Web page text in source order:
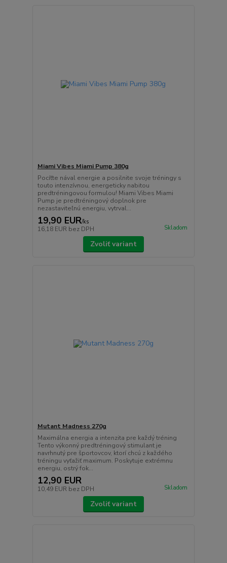
Miami Vibes Miami Pump 380g
Pocíťte nával energie a posilnite svoje tréningy s
touto intenzívnou, energeticky nabitou
predtréningovou formulou! Miami Vibes Miami
Pump je predtréningový doplnok pre
nezastaviteľnú energiu, vytrval...
19,90 EUR/ks
16,18 EUR bez DPH Skladom
Zvoliť variant
Mutant Madness 270g
Maximálna energia a intenzita pre každý tréning
Tento výkonný predtréningový stimulant je
navrhnutý pre športovcov, ktorí chcú z každého
tréningu vyťažiť maximum. Poskytuje extrémnu
energiu, ostrý fok...
12,90 EUR
10,49 EUR bez DPH Skladom
Zvoliť variant